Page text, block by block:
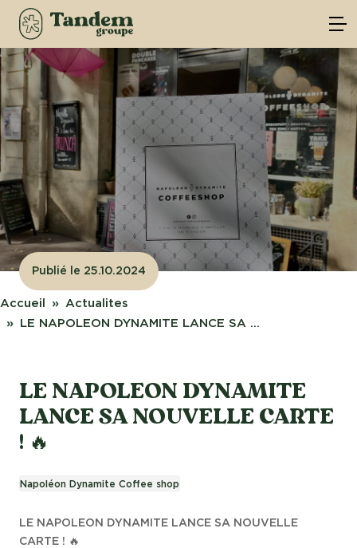
Publié le 25.10.2024
Accueil
Actualites
LE NAPOLEON DYNAMITE LANCE SA ...
LE NAPOLEON DYNAMITE
LANCE SA NOUVELLE CARTE
! 🔥
Napoléon Dynamite Coffee shop
LE NAPOLEON DYNAMITE LANCE SA NOUVELLE
CARTE ! 🔥